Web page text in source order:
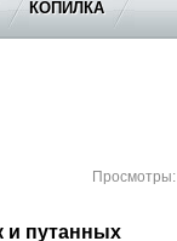
КОПИЛКА
Просмотры: